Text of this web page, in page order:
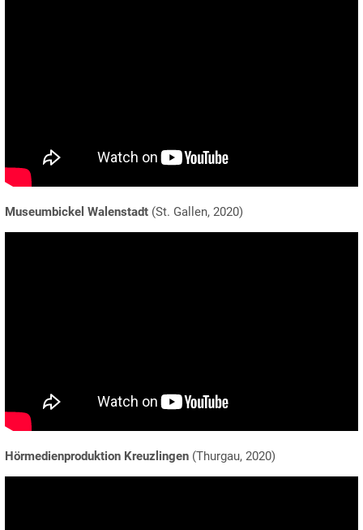
Museumbickel Walenstadt (St. Gallen, 2020)
Hörmedienproduktion Kreuzlingen (Thurgau, 2020)